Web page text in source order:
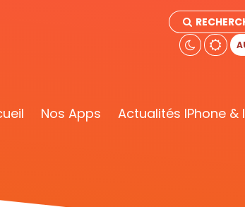
Nos Apps Actualités IPhone &